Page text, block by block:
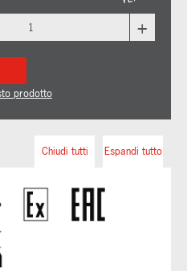
+
prodotto
Espandi tutto
Chiudi tutti